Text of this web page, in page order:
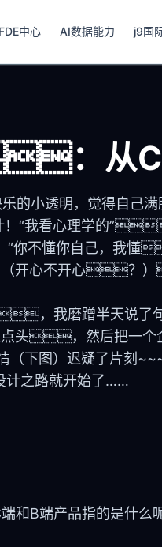
FDE中心 AI数据能力 j9国
：从C
小透明，觉得自己满
！“我看心理学的
你不懂你自己，我
开心不开心？
，我磨蹭半天说了
，然后把一个企
下图）迟疑了片刻
之路就开始了……
和B端产品指的是什